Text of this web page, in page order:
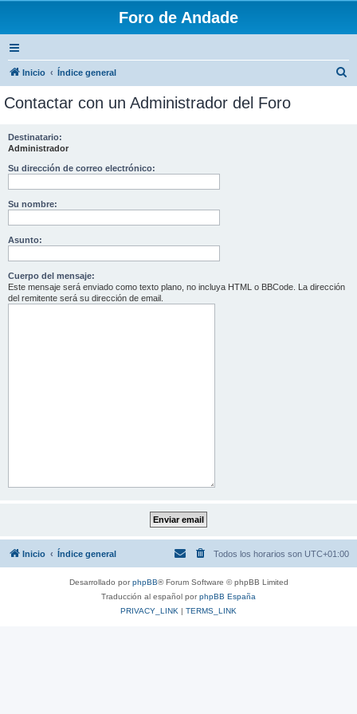
Foro de Andade
Inicio Índice general
Contactar con un Administrador del Foro
Destinatario:
Administrador
Su dirección de correo electrónico:
Su nombre:
Asunto:
Cuerpo del mensaje:
Este mensaje será enviado como texto plano, no incluya HTML o BBCode. La dirección
del remitente será su dirección de email.
Inicio Índice general Todos los horarios son UTC+01:00
Desarrollado porphpBB® Forum Software © phpBB Limited
Traducción al español porphpBB España
PRIVACY_LINK | TERMS_LINK